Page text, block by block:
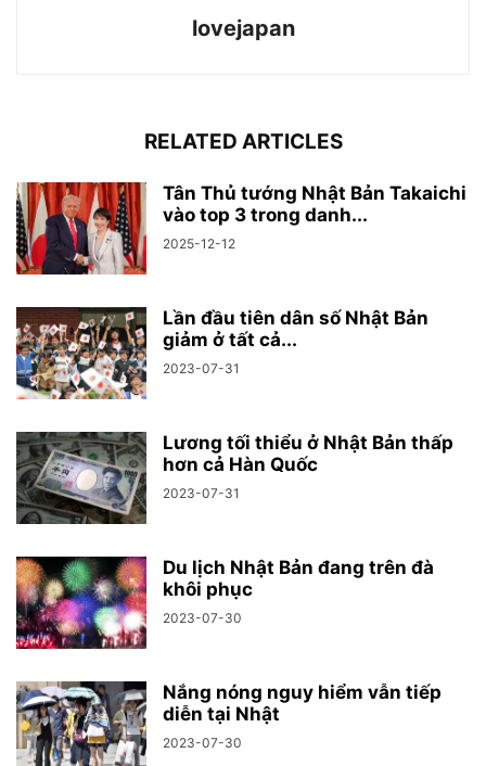
lovejapan
RELATED ARTICLES
Tân Thủ tướng Nhật Bản Takaichi
vào top 3 trong danh...
2025-12-12
Lần đầu tiên dân số Nhật Bản
giảm ở tất cả...
2023-07-31
Lương tối thiểu ở Nhật Bản thấp
hơn cả Hàn Quốc
2023-07-31
Du lịch Nhật Bản đang trên đà
khôi phục
2023-07-30
Nắng nóng nguy hiểm vẫn tiếp
diễn tại Nhật
2023-07-30